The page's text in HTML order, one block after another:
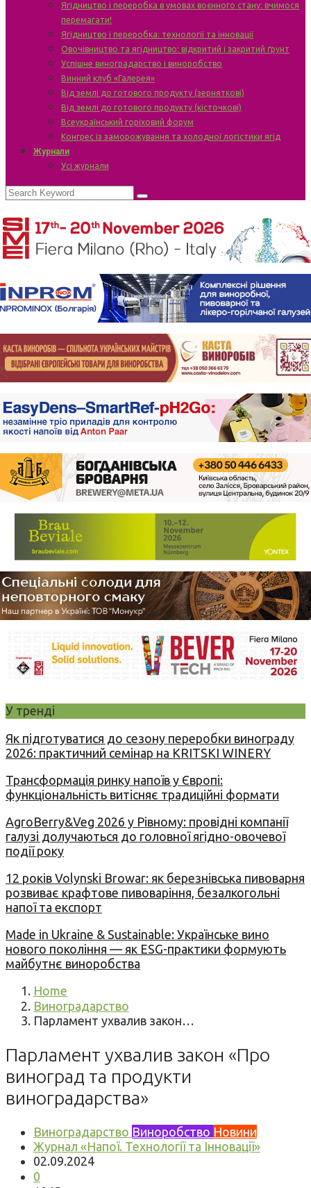
Ягідництво і переробка в умовах воєнного стану: вчимося
перемагати!
Ягідництво і переробка: технології та інновації
Овочівництво та ягідництво: відкритий і закритий ґрунт
Успішне виноградарство і виноробство
Винний клуб «Галерея»
Від землі до готового продукту (зерняткові)
Від землі до готового продукту (кісточкові)
Всеукраїнський горіховий форум
Конгрес із заморожування та холодної логістики ягід
Журнали
Усі журнали
У тренді
Як підготуватися до сезону переробки винограду
2026: практичний семінар на KRITSKI WINERY
Трансформація ринку напоїв у Європі:
функціональність витісняє традиційні формати
AgroBerry&Veg 2026 у Рівному: провідні компанії
галузі долучаються до головної ягідно-овочевої
події року
12 років Volynski Browar: як березнівська пивоварня
розвиває крафтове пивоваріння, безалкогольні
напої та експорт
Made in Ukraine & Sustainable: Українське вино
нового покоління — як ESG-практики формують
майбутнє виноробства
Home
Виноградарство
Парламент ухвалив закон…
Парламент ухвалив закон «Про
виноград та продукти
виноградарства»
Виноградарство Виноробство Новини
Журнал «Напої. Технології та Інновації»
02.09.2024
0